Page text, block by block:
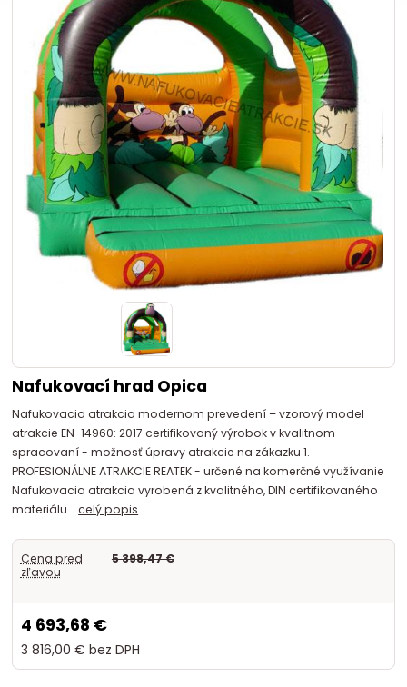
Nafukovací hrad Opica
Nafukovacia atrakcia modernom prevedení – vzorový model
atrakcie EN-14960: 2017 certifikovaný výrobok v kvalitnom
spracovaní - možnosť úpravy atrakcie na zákazku 1.
PROFESIONÁLNE ATRAKCIE REATEK - určené na komerčné využívanie
Nafukovacia atrakcia vyrobená z kvalitného, DIN certifikovaného
materiálu...celý popis
Cena pred
zľavou
5 398,47 €
4 693,68 €
3 816,00 € bez DPH